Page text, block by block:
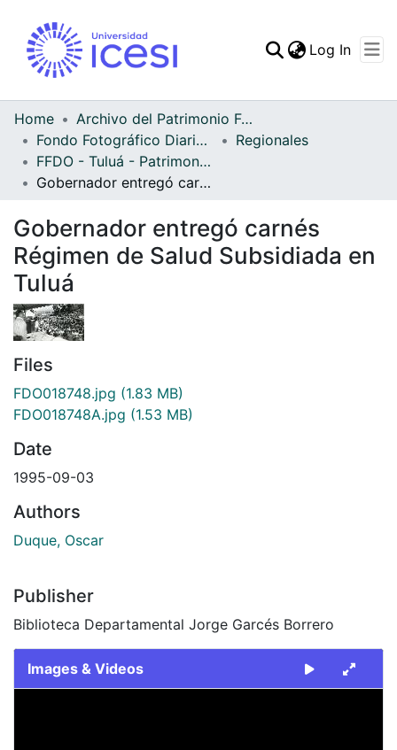
Statistics
Log In
Home
Archivo del Patrimonio Fotográfico y Fílmico del Valle del Cauca
Fondo Fotográfico Diario Occidente
Regionales
FFDO - Tuluá - Patrimonial
Gobernador entregó carnés Régimen de Salud Subsidiada en Tuluá
Gobernador entregó carnés
Régimen de Salud Subsidiada en
Tuluá
Files
FDO018748.jpg (1.83 MB)
FDO018748A.jpg (1.53 MB)
Date
1995-09-03
Authors
Duque, Oscar
Publisher
Biblioteca Departamental Jorge Garcés Borrero
Images & Videos